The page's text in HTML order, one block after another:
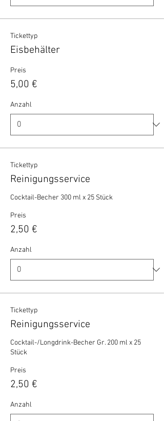
Tickettyp
Eisbehälter
Preis
5,00 €
Anzahl
Tickettyp
Reinigungsservice
Cocktail-Becher 300 ml x 25 Stück
Preis
2,50 €
Anzahl
Tickettyp
Reinigungsservice
Cocktail-/Longdrink-Becher Gr. 200 ml x 25
Stück
Preis
2,50 €
Anzahl